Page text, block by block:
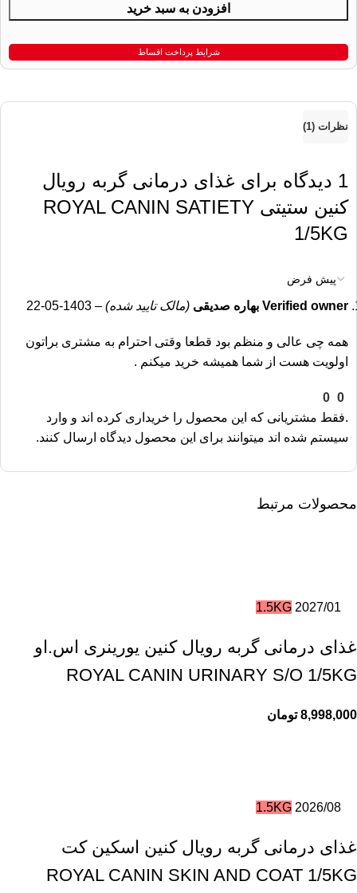
افزودن به سبد خرید
شرایط پرداخت اقساط
نظرات (1)
1 دیدگاه برای
غذای درمانی گربه رویال
کنین ستیتی ROYAL CANIN SATIETY
1/5KG
Verified owner بهاره صدیقی (مالک تایید شده) –
1403-05-22
همه چی عالی و منظم بود قطعا وقتی احترام به مشتری براتون
اولویت هست از شما همیشه خرید میکنم .
0
0
.فقط مشتریانی که این محصول را خریداری کرده اند و وارد
سیستم شده اند میتوانند برای این محصول دیدگاه ارسال کنند.
محصولات مرتبط
2027/01
1.5KG
غذای درمانی گربه رویال کنین یورینری اس.او
ROYAL CANIN URINARY S/O 1/5KG
8,998,000 تومان
2026/08
1.5KG
غذای درمانی گربه رویال کنین اسکین کت
ROYAL CANIN SKIN AND COAT 1/5KG